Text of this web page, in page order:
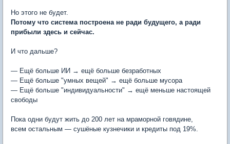
Но этого не будет.
Потому что система построена не ради будущего, а ради
прибыли здесь и сейчас.
И что дальше?
— Ещё больше ИИ → ещё больше безработных
— Ещё больше "умных вещей" → ещё больше мусора
— Ещё больше "индивидуальности" → ещё меньше настоящей
свободы
Пока одни будут жить до 200 лет на мраморной говядине,
всем остальным — сушёные кузнечики и кредиты под 19%.